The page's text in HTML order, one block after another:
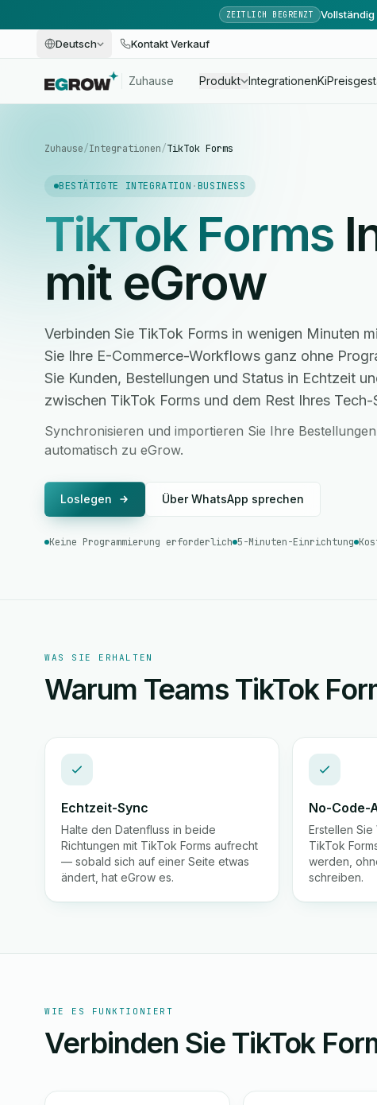
ZEITLICH BEGRENZT
Deutsch Kontakt Verkauf
Zuhause Produkt IntegrationenKi
Zuhause/Integrationen/TikTok Forms
BESTÄTIGTE INTEGRATION ·BUSINESS
TikTok Forms
mit eGrow
Verbinden Sie TikTok Forms in wenigen Minuten
Sie Ihre E-Commerce-Workflows ganz ohne
Sie Kunden, Bestellungen und Status in Echtzeit
zwischen TikTok Forms und dem Rest Ihres Tech-
Synchronisieren und importieren Sie Ihre
automatisch zu eGrow.
Loslegen Über WhatsApp sprechen
Keine Programmierung erforderlich 5-Minuten-Einrichtung
WAS SIE ERHALTEN
Warum Teams TikTok
Echtzeit-Sync
Halte den Datenfluss in beide
Richtungen mit TikTok Forms aufrecht
— sobald sich auf einer Seite etwas
ändert, hat eGrow es.
No-Code-
Erstellen
TikTok
werden,
schreiben.
WIE ES FUNKTIONIERT
Verbinden Sie TikTok